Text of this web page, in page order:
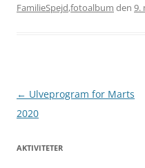
FamilieSpejd,fotoalbum den 9.
Artikel
navigation
← Ulveprogram for Marts
2020
AKTIVITETER